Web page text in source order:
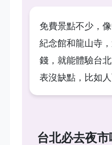
免費景點不少，
紀念館和龍山寺
錢，就能體驗台
表沒缺點，比如人
台北必去夜